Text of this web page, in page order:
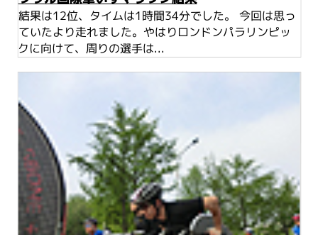
結果は12位、タイムは1時間34分でした。 今回は思っ
ていたより走れました。やはりロンドンパラリンピッ
クに向けて、周りの選手は...